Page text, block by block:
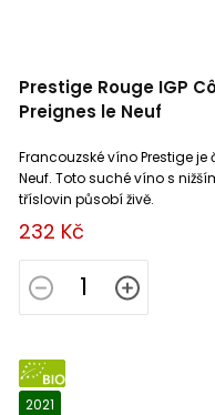
Prestige Rouge IGP
Preignes le Neuf
232 Kč
Francouzské víno Prestige
Neuf. Toto suché víno s
tříslovin působí živě.
BIO
2021